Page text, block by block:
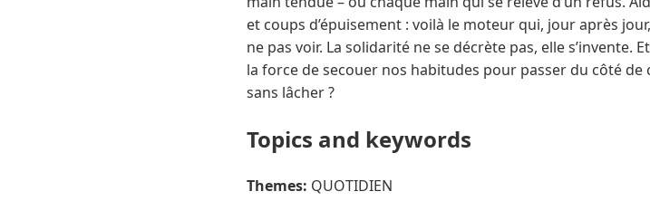
et coups d’épuisement : voilà le moteur qui, jour après
ne pas voir. La solidarité ne se décrète pas, elle s’invente.
la force de secouer nos habitudes pour passer du côté
sans lâcher ?
Topics and keywords
Themes: QUOTIDIEN